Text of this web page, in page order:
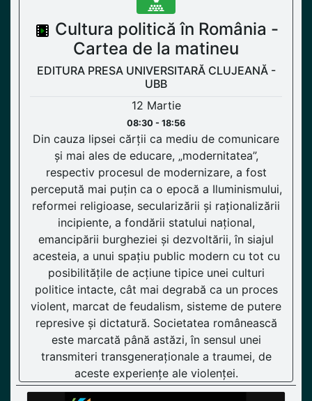
Cultura politică în România -
Cartea de la matineu
EDITURA PRESA UNIVERSITARĂ CLUJEANĂ -
UBB
12 Martie
08:30 - 18:56
Din cauza lipsei cărții ca mediu de comunicare
și mai ales de educare, „modernitatea”,
respectiv procesul de modernizare, a fost
percepută mai puțin ca o epocă a Iluminismului,
reformei religioase, secularizării și raționalizării
incipiente, a fondării statului național,
emancipării burgheziei și dezvoltării, în siajul
acesteia, a unui spațiu public modern cu tot cu
posibilitățile de acțiune tipice unei culturi
politice intacte, cât mai degrabă ca un proces
violent, marcat de feudalism, sisteme de putere
represive și dictatură. Societatea românească
este marcată până astăzi, în sensul unei
transmiteri transgeneraționale a traumei, de
aceste experiențe ale violenței.